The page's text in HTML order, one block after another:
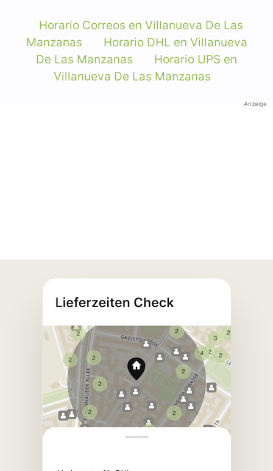
Horario Correos en Villanueva De Las
Manzanas
Horario DHL en Villanueva
De Las Manzanas
Horario UPS en
Villanueva De Las Manzanas
Anzeige